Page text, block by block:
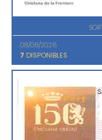
08/08/2026
7 DISPONIBLES